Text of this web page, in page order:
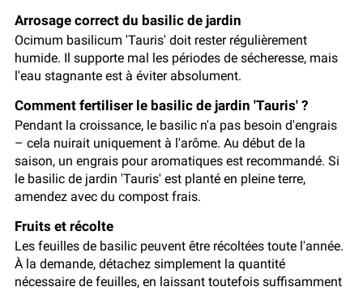
Arrosage correct du basilic de jardin
Ocimum basilicum 'Tauris' doit rester régulièrement
humide. Il supporte mal les périodes de sécheresse, mais
l'eau stagnante est à éviter absolument.
Comment fertiliser le basilic de jardin 'Tauris' ?
Pendant la croissance, le basilic n'a pas besoin d'engrais
– cela nuirait uniquement à l'arôme. Au début de la
saison, un engrais pour aromatiques est recommandé. Si
le basilic de jardin 'Tauris' est planté en pleine terre,
amendez avec du compost frais.
Fruits et récolte
Les feuilles de basilic peuvent être récoltées toute l'année.
À la demande, détachez simplement la quantité
nécessaire de feuilles, en laissant toutefois suffisamment